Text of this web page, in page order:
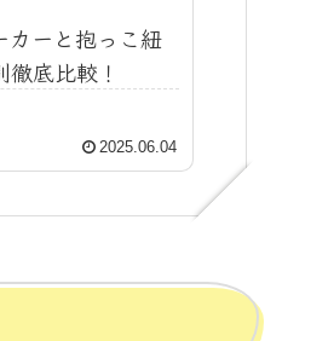
カーと抱っこ紐
底比較！
2025.06.04